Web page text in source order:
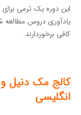
این دوره یک ترمی
یادآوری دروس مطالعه
کافی برخوردارند.
کالج مک دنیل
انگلیسی